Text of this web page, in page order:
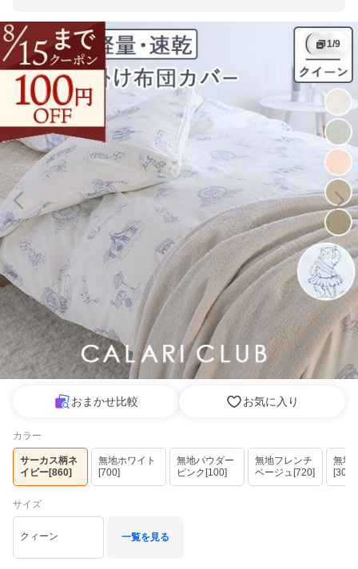
1/9
おまかせ比較 お気に入り
カラー
サーカス柄ネ
イビー[860]
無地ホワイト
[700]
無地パウダー
ピンク[100]
無地フレンチ
ベージュ[720]
無地
[300]
サイズ
クィーン 一覧を見る